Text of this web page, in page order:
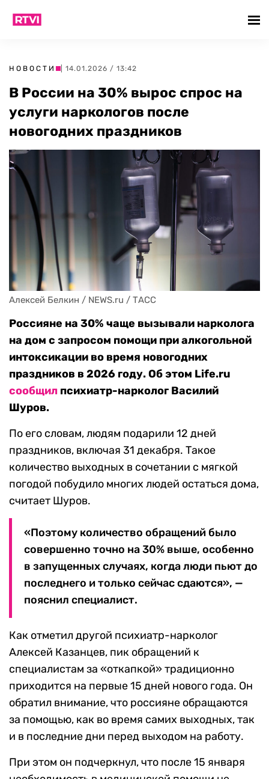
НОВОСТИ | 14.01.2026 / 13:42
В России на 30% вырос спрос на
услуги наркологов после
новогодних праздников
Алексей Белкин / NEWS.ru / ТАСС
Россияне на 30% чаще вызывали нарколога
на дом с запросом помощи при алкогольной
интоксикации во время новогодних
праздников в 2026 году. Об этом Life.ru
сообщил психиатр-нарколог Василий
Шуров.
По его словам, людям подарили 12 дней
праздников, включая 31 декабря. Такое
количество выходных в сочетании с мягкой
погодой побудило многих людей остаться дома,
считает Шуров.
«Поэтому количество обращений было
совершенно точно на 30% выше, особенно
в запущенных случаях, когда люди пьют до
последнего и только сейчас сдаются», —
пояснил специалист.
Как отметил другой психиатр-нарколог
Алексей Казанцев, пик обращений к
специалистам за «откапкой» традиционно
приходится на первые 15 дней нового года. Он
обратил внимание, что россияне обращаются
за помощью, как во время самих выходных, так
и в последние дни перед выходом на работу.
При этом он подчеркнул, что после 15 января